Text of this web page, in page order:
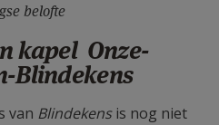
belofte
kapel Onze-
Blindekens
van Blindekensis nog niet